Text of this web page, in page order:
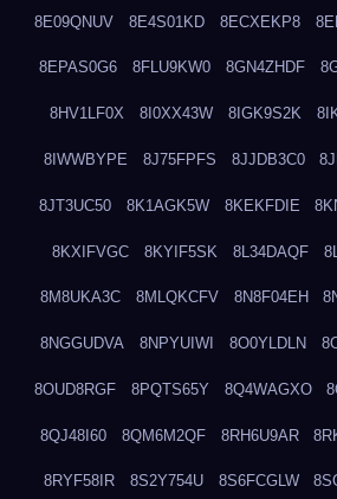
8E09QNUV 8E4S01KD 8ECXEKP8
8EPAS0G6 8FLU9KW0 8GN4ZHDF
8HV1LF0X 8I0XX43W 8IGK9S2K
8IWWBYPE 8J75FPFS 8JJDB3C0
8JT3UC50 8K1AGK5W 8KEKFDIE
8KXIFVGC 8KYIF5SK 8L34DAQF
8M8UKA3C 8MLQKCFV 8N8F04EH
8NGGUDVA 8NPYUIWI 8O0YLDLN
8OUD8RGF 8PQTS65Y 8Q4WAGXO
8QJ48I60 8QM6M2QF 8RH6U9AR
8RYF58IR 8S2Y754U 8S6FCGLW